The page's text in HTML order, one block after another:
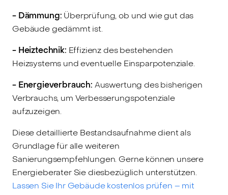
- Dämmung: Überprüfung, ob und wie gut das
Gebäude gedämmt ist.
- Heiztechnik: Effizienz des bestehenden
Heizsystems und eventuelle Einsparpotenziale.
- Energieverbrauch: Auswertung des bisherigen
Verbrauchs, um Verbesserungspotenziale
aufzuzeigen.
Diese detaillierte Bestandsaufnahme dient als
Grundlage für alle weiteren
Sanierungsempfehlungen. Gerne können unsere
Energieberater Sie diesbezüglich unterstützen.
Lassen Sie Ihr Gebäude kostenlos prüfen – mit